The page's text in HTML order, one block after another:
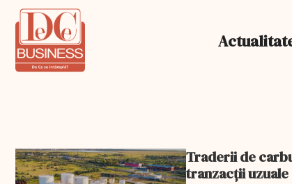
Traderii de
tranzacții uzuale